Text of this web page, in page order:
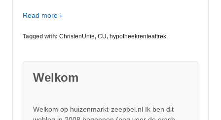
Read more ›
Tagged with: ChristenUnie, CU, hypotheekrenteaftrek
Welkom
Welkom op huizenmarkt-zeepbel.nl Ik ben dit